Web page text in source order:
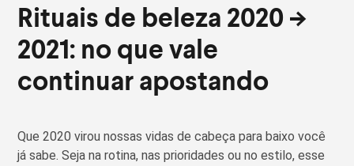
Rituais de beleza 2020 –>
2021: no que vale
continuar apostando
Que 2020 virou nossas vidas de cabeça para baixo você
já sabe. Seja na rotina, nas prioridades ou no estilo, esse